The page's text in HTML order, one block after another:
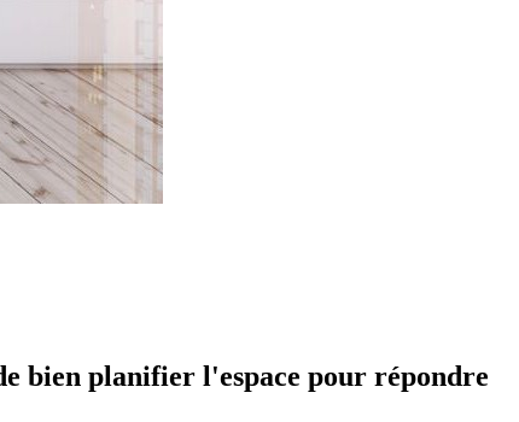
bien planifier l'espace pour répondre